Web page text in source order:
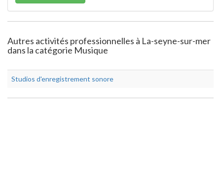
Autres activités professionnelles à La-seyne-sur-mer
dans la catégorie Musique
Studios d'enregistrement sonore